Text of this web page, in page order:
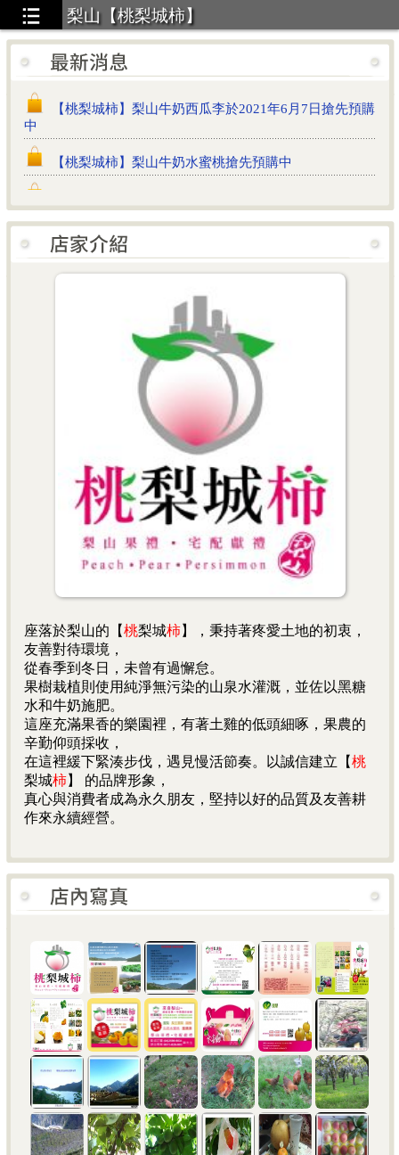
梨山【桃梨城柿】
【桃梨城柿】梨山牛奶西瓜李於2021年6月7日搶先預購
中
【桃梨城柿】梨山牛奶水蜜桃搶先預購中
座落於梨山的【桃梨城柿】， 秉持著疼愛土地的初衷，
友善對待環境，
從春季到冬日，未曾有過懈怠。
果樹栽植則使用純淨無污染的山泉水灌溉，並佐以黑糖
水和牛奶施肥。
這座充滿果香的樂園裡，有著土雞的低頭細啄，果農的
辛勤仰頭採收，
在這裡緩下緊湊步伐，遇見慢活節奏。以誠信建立【桃
梨城柿】 的品牌形象，
真心與消費者成為永久朋友，堅持以好的品質及友善耕
作來永續經營。